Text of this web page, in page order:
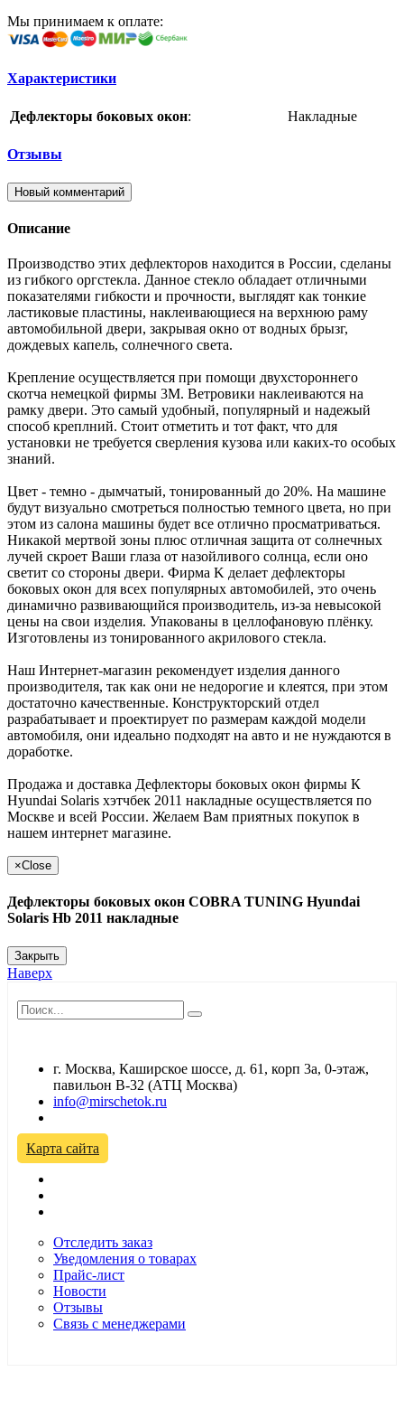
Мы принимаем к оплате:
Характеристики
Дефлекторы боковых окон: Накладные
Отзывы
Новый комментарий
Описание
Производство этих дефлекторов находится в России, сделаны
из гибкого оргстекла. Данное стекло обладает отличными
показателями гибкости и прочности, выглядят как тонкие
ластиковые пластины, наклеивающиеся на верхнюю раму
автомобильной двери, закрывая окно от водных брызг,
дождевых капель, солнечного света.
Крепление осуществляется при помощи двухстороннего
скотча немецкой фирмы 3M. Ветровики наклеиваются на
рамку двери. Это самый удобный, популярный и надежый
способ креплний. Стоит отметить и тот факт, что для
установки не требуется сверления кузова или каких-то особых
знаний.
Цвет - темно - дымчатый, тонированный до 20%. На машине
будут визуально смотреться полностью темного цвета, но при
этом из салона машины будет все отлично просматриваться.
Никакой мертвой зоны плюс отличная защита от солнечных
лучей скроет Ваши глаза от назойливого солнца, если оно
светит со стороны двери. Фирма K делает дефлекторы
боковых окон для всех популярных автомобилей, это очень
динамично развивающийся производитель, из-за невысокой
цены на свои изделия. Упакованы в целлофановую плёнку.
Изготовлены из тонированного акрилового стекла.
Наш Интернет-магазин рекомендует изделия данного
производителя, так как они не недорогие и клеятся, при этом
достаточно качественные. Конструкторский отдел
разрабатывает и проектирует по размерам каждой модели
автомобиля, они идеально подходят на авто и не нуждаются в
доработке.
Продажа и доставка Дефлекторы боковых окон фирмы К
Hyundai Solaris хэтчбек 2011 накладные осуществляется по
Москве и всей России. Желаем Вам приятных покупок в
нашем интернет магазине.
×Close
Дефлекторы боковых окон COBRA TUNING Hyundai
Solaris Hb 2011 накладные
Закрыть
Наверх
г. Москва, Каширское шоссе, д. 61, корп 3а, 0-этаж,
павильон В-32 (АТЦ Москва)
info@mirschetok.ru
Карта сайта
Отследить заказ
Уведомления о товарах
Прайс-лист
Новости
Отзывы
Связь с менеджерами